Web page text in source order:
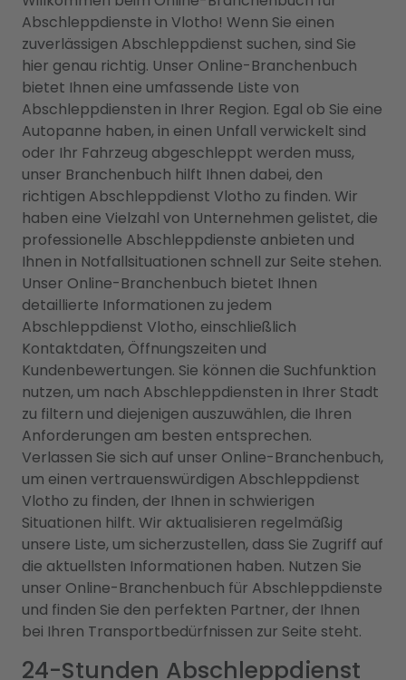
Abschleppdienste in Vlotho! Wenn Sie einen
zuverlässigen Abschleppdienst suchen, sind Sie
hier genau richtig. Unser Online-Branchenbuch
bietet Ihnen eine umfassende Liste von
Abschleppdiensten in Ihrer Region. Egal ob Sie eine
Autopanne haben, in einen Unfall verwickelt sind
oder Ihr Fahrzeug abgeschleppt werden muss,
unser Branchenbuch hilft Ihnen dabei, den
richtigen Abschleppdienst Vlotho zu finden. Wir
haben eine Vielzahl von Unternehmen gelistet, die
professionelle Abschleppdienste anbieten und
Ihnen in Notfallsituationen schnell zur Seite stehen.
Unser Online-Branchenbuch bietet Ihnen
detaillierte Informationen zu jedem
Abschleppdienst Vlotho, einschließlich
Kontaktdaten, Öffnungszeiten und
Kundenbewertungen. Sie können die Suchfunktion
nutzen, um nach Abschleppdiensten in Ihrer Stadt
zu filtern und diejenigen auszuwählen, die Ihren
Anforderungen am besten entsprechen.
Verlassen Sie sich auf unser Online-Branchenbuch,
um einen vertrauenswürdigen Abschleppdienst
Vlotho zu finden, der Ihnen in schwierigen
Situationen hilft. Wir aktualisieren regelmäßig
unsere Liste, um sicherzustellen, dass Sie Zugriff auf
die aktuellsten Informationen haben. Nutzen Sie
unser Online-Branchenbuch für Abschleppdienste
und finden Sie den perfekten Partner, der Ihnen
bei Ihren Transportbedürfnissen zur Seite steht.
24-Stunden Abschleppdienst